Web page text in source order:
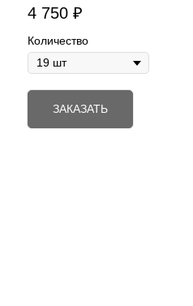
4 750 ₽
Количество
ЗАКАЗАТЬ